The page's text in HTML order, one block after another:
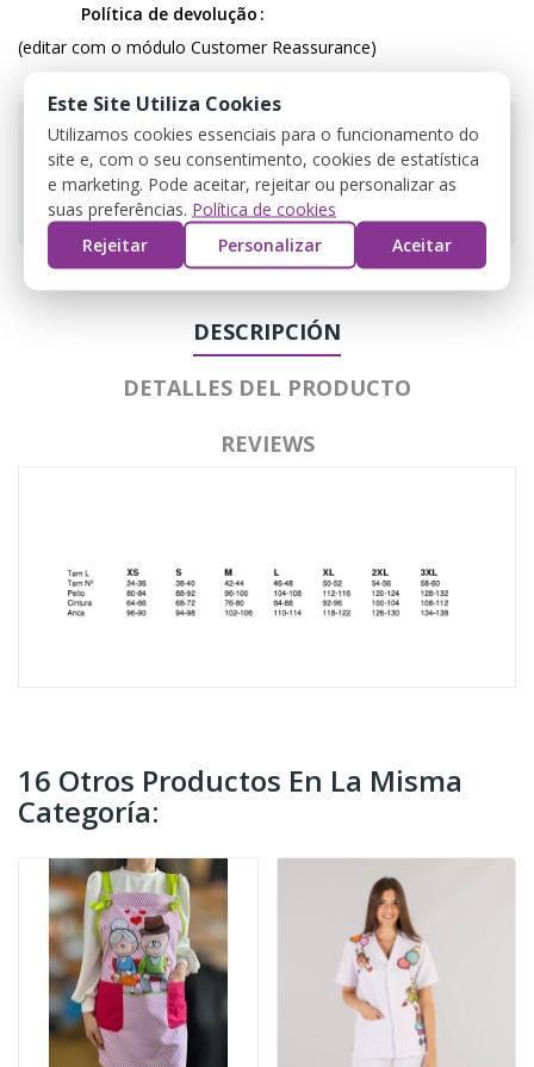
Política de devolução
(editar com o módulo Customer Reassurance)
Guarantee safe & secure checkout
DESCRIPCIÓN
DETALLES DEL PRODUCTO
REVIEWS
16 Otros Productos En La Misma
Categoría:
Este Site Utiliza Cookies
Utilizamos cookies essenciais para o funcionamento do
site e, com o seu consentimento, cookies de estatística
e marketing. Pode aceitar, rejeitar ou personalizar as
suas preferências. Política de cookies
Rejeitar
Personalizar Aceitar